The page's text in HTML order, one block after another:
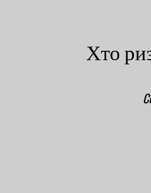
Хто